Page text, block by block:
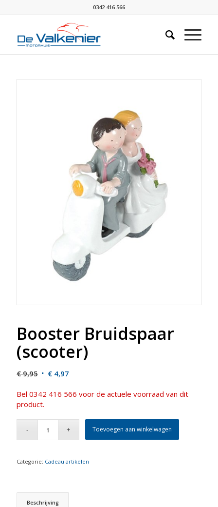
0342 416 566
Booster Bruidspaar
(scooter)
€9,95 Original
was:
€ 9,95.
€4,97Current
is:
Bel 0342 416 566 voor de actuele voorraad van dit
product.
Toevoegen aan winkelwagen
Categorie: Cadeau artikelen
Beschrijving